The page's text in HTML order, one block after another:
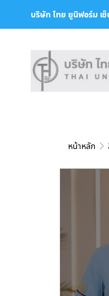
บริษัท ไทย ยูนิฟอร์ม เซ็
หน้าหลัก